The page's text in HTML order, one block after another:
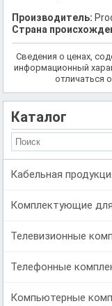
Производитель:
Страна
Сведения о ценах,
информационный
отличаться
Каталог
Кабельная
Комплектующие
Телевизионные
Телефонные
Компьютерные